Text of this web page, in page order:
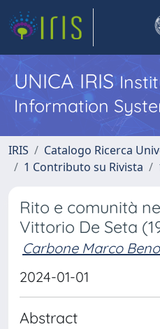
UNICA IRIS
Information
IRIS
Catalogo Ricerca
1 Contributo su Rivista
Rito e comunità
Vittorio De Seta
Carbone Marco
2024-01-01
Abstract